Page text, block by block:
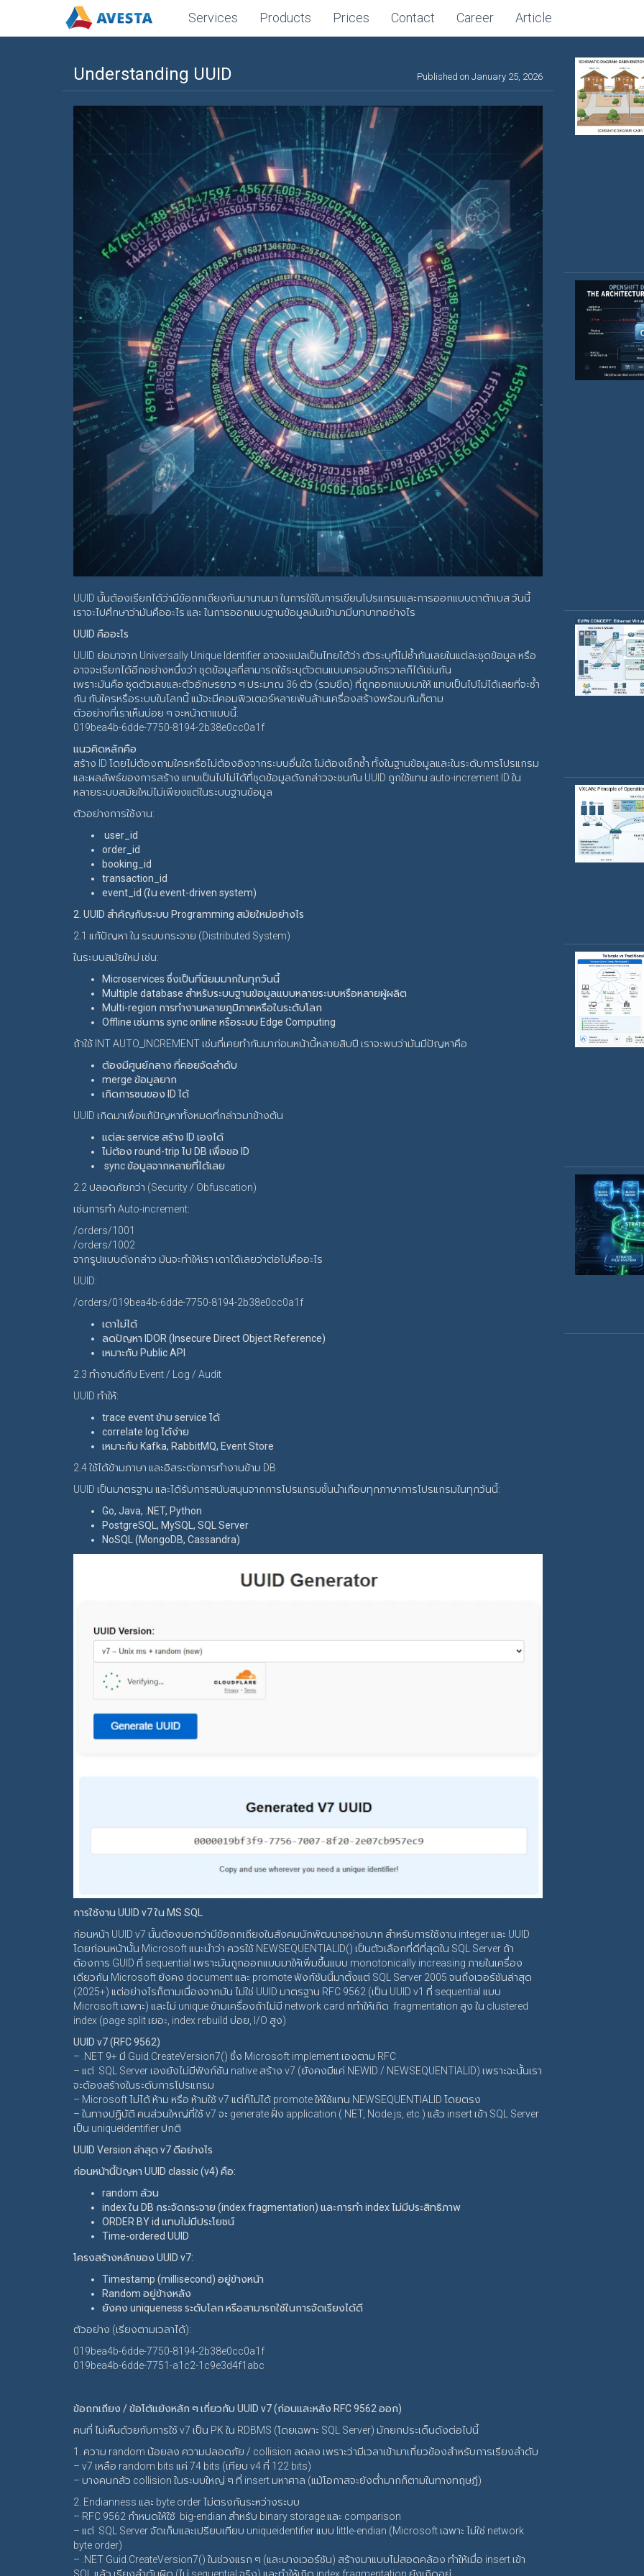
Services Products Prices Contact Career Article
Understanding UUID Published on January 25, 2026
UUID นั้นต้องเรียกได้ว่ามีข้อถกเถียงกันมานานมา ในการใช้ในการเขียนโปรแกรมและการออกแบบดาต้าเบส วันนี้
เราจะไปศึกษาว่ามันคืออะไร และ ในการออกแบบฐานข้อมูลมันเข้ามามีบทบาทอย่างไร
UUID คืออะไร
UUID ย่อมาจาก Universally Unique Identifier อาจจะแปลเป็นไทยได้ว่า ตัวระบุที่ไม่ซ้ำกันเลยในแต่ละชุดข้อมูล หรือ
อาจจะเรียกได้อีกอย่างหนึ่งว่า ชุดข้อมูลที่สามารถใช้ระบุตัวตนแบบครอบจักรวาลก็ได้เช่นกัน
เพราะมันคือ ชุดตัวเลขและตัวอักษรยาว ๆ ประมาณ 36 ตัว (รวมขีด) ที่ถูกออกแบบมาให้ แทบเป็นไปไม่ได้เลยที่จะซ้ำ
กัน กับใครหรือระบบในโลกนี้ แม้จะมีคอมพิวเตอร์หลายพันล้านเครื่องสร้างพร้อมกันก็ตาม
ตัวอย่างที่เราเห็นบ่อย ๆ จะหน้าตาแบบนี้:
019bea4b-6dde-7750-8194-2b38e0cc0a1f
แนวคิดหลักคือ
สร้าง ID โดยไม่ต้องถามใครหรือไม่ต้องอิงจากระบบอื่นใด ไม่ต้องเช็กซ้ำ ทั้งในฐานข้อมูลและในระดับการโปรแกรม
และผลลัพธ์ของการสร้าง แทบเป็นไปไม่ได้ที่ชุดข้อมูลดังกล่าวจะชนกัน UUID ถูกใช้แทน auto-increment ID ใน
หลายระบบสมัยใหม่ไม่เพียงแต่ในระบบฐานข้อมูล
ตัวอย่างการใช้งาน:
user_id
order_id
booking_id
transaction_id
event_id (ใน event-driven system)
2. UUID สำคัญกับระบบ Programming สมัยใหม่อย่างไร
2.1 แก้ปัญหา ใน ระบบกระจาย (Distributed System)
ในระบบสมัยใหม่ เช่น:
Microservices ซึ่งเป็นที่นิยมมากในทุกวันนี้
Multiple database สำหรับระบบฐานข้อมูลแบบหลายระบบหรือหลายผู้ผลิต
Multi-region การทำงานหลายภูมิภาคหรือในระดับโลก
Offline เช่นการ sync online หรือระบบ Edge Computing
ถ้าใช้ INT AUTO_INCREMENT เช่นที่เคยทำกันมาก่อนหน้านี้หลายสิบปี เราจะพบว่ามันมีปัญหาคือ
ต้องมีศูนย์กลาง ที่คอยจัดลำดับ
merge ข้อมูลยาก
เกิดการชนของ ID ได้
UUID เกิดมาเพื่อแก้ปัญหาทั้งหมดที่กล่าวมาข้างต้น
แต่ละ service สร้าง ID เองได้
ไม่ต้อง round-trip ไป DB เพื่อขอ ID
sync ข้อมูลจากหลายที่ได้เลย
2.2 ปลอดภัยกว่า (Security / Obfuscation)
เช่นการทำ Auto-increment:
/orders/1001
/orders/1002
จากรูปแบบดังกล่าว มันจะทำให้เรา เดาได้เลยว่าต่อไปคืออะไร
UUID:
/orders/019bea4b-6dde-7750-8194-2b38e0cc0a1f
เดาไม่ได้
ลดปัญหา IDOR (Insecure Direct Object Reference)
เหมาะกับ Public API
2.3 ทำงานดีกับ Event / Log / Audit
UUID ทำให้:
trace event ข้าม service ได้
correlate log ได้ง่าย
เหมาะกับ Kafka, RabbitMQ, Event Store
2.4 ใช้ได้ข้ามภาษา และอิสระต่อการทำงานข้าม DB
UUID เป็นมาตรฐาน และได้รับการสนับสนุนจากการโปรแกรมชั้นนำเกือบทุกภาษาการโปรแกรมในทุกวันนี้:
Go, Java, .NET, Python
PostgreSQL, MySQL, SQL Server
NoSQL (MongoDB, Cassandra)
การใช้งาน UUID v7 ใน MS SQL
ก่อนหน้า UUID v7 นั้นต้องบอกว่ามีข้อถกเถียงในสังคมนักพัฒนาอย่างมาก สำหรับการใช้งาน integer และ UUID
โดยก่อนหน้านั้น Microsoft แนะนำว่า ควรใช้ NEWSEQUENTIALID() เป็นตัวเลือกที่ดีที่สุดใน SQL Server ถ้า
ต้องการ GUID ที่ sequential เพราะมันถูกออกแบบมาให้เพิ่มขึ้นแบบ monotonically increasing ภายในเครื่อง
เดียวกัน Microsoft ยังคง document และ promote ฟังก์ชันนี้มาตั้งแต่ SQL Server 2005 จนถึงเวอร์ชันล่าสุด
(2025+) แต่อย่างไรก็ตามเนื่องจากมัน ไม่ใช่ UUID มาตรฐาน RFC 9562 (เป็น UUID v1 ที่ sequential แบบ
Microsoft เฉพาะ) และไม่ unique ข้ามเครื่องถ้าไม่มี network card กทำให้เกิด fragmentation สูง ใน clustered
index (page split เยอะ, index rebuild บ่อย, I/O สูง)
UUID v7 (RFC 9562)
– .NET 9+ มี Guid.CreateVersion7() ซึ่ง Microsoft implement เองตาม RFC
– แต่ SQL Server เองยังไม่มีฟังก์ชัน native สร้าง v7 (ยังคงมีแค่ NEWID / NEWSEQUENTIALID) เพราะฉะนั้นเรา
จะต้องสร้างในระดับการโปรแกรม
– Microsoft ไม่ได้ ห้าม หรือ ห้ามใช้ v7 แต่ก็ไม่ได้ promote ให้ใช้แทน NEWSEQUENTIALID โดยตรง
– ในทางปฏิบัติ คนส่วนใหญ่ที่ใช้ v7 จะ generate ฝั่ง application (.NET, Node.js, etc.) แล้ว insert เข้า SQL Server
เป็น uniqueidentifier ปกติ
UUID Version ล่าสุด v7 ดีอย่างไร
ก่อนหน้านี้ปัญหา UUID classic (v4) คือ:
random ล้วน
index ใน DB กระจัดกระจาย (index fragmentation) และการทำ index ไม่มีประสิทธิภาพ
ORDER BY id แทบไม่มีประโยชน์
Time-ordered UUID
โครงสร้างหลักของ UUID v7:
Timestamp (millisecond) อยู่ข้างหน้า
Random อยู่ข้างหลัง
ยังคง uniqueness ระดับโลก หรือสามารถใช้ในการจัดเรียงได้ดี
ตัวอย่าง (เรียงตามเวลาได้):
019bea4b-6dde-7750-8194-2b38e0cc0a1f
019bea4b-6dde-7751-a1c2-1c9e3d4f1abc
ข้อถกเถียง / ข้อโต้แย้งหลัก ๆ เกี่ยวกับ UUID v7 (ก่อนและหลัง RFC 9562 ออก)
คนที่ ไม่เห็นด้วยกับการใช้ v7 เป็น PK ใน RDBMS (โดยเฉพาะ SQL Server) มักยกประเด็นดังต่อไปนี้
1. ความ random น้อยลง ความปลอดภัย / collision ลดลง เพราะว่ามีเวลาเข้ามาเกี่ยวข้องสำหรับการเรียงลำดับ
– v7 เหลือ random bits แค่ 74 bits (เทียบ v4 ที่ 122 bits)
– บางคนกลัว collision ในระบบใหญ่ ๆ ที่ insert มหาศาล (แม้โอกาสจะยังต่ำมากก็ตามในทางทฤษฎี)
2. Endianness และ byte order ไม่ตรงกันระหว่างระบบ
– RFC 9562 กำหนดให้ใช้ big-endian สำหรับ binary storage และ comparison
– แต่ SQL Server จัดเก็บและเปรียบเทียบ uniqueidentifier แบบ little-endian (Microsoft เฉพาะ ไม่ใช่ network
byte order)
– .NET Guid.CreateVersion7() ในช่วงแรก ๆ (และบางเวอร์ชัน) สร้างมาแบบไม่สอดคล้อง ทำให้เมื่อ insert เข้า